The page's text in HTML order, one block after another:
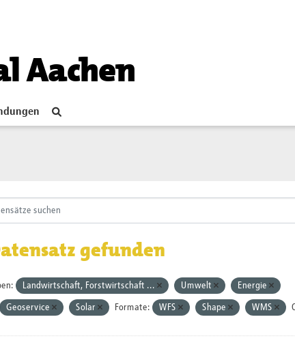
Aachen
gefunden
Landwirtschaft, Forstwirtschaft ... Umwelt Energie
Geoservice Solar Formate: WFS Shape WMS